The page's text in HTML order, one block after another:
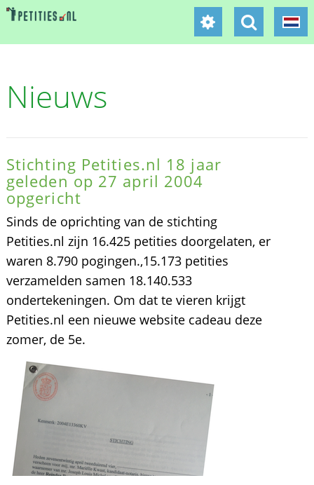
Nieuws
Stichting Petities.nl 18 jaar
geleden op 27 april 2004
opgericht
Sinds de oprichting van de stichting
Petities.nl zijn 16.425 petities doorgelaten, er
waren 8.790 pogingen.,15.173 petities
verzamelden samen 18.140.533
ondertekeningen. Om dat te vieren krijgt
Petities.nl een nieuwe website cadeau deze
zomer, de 5e.